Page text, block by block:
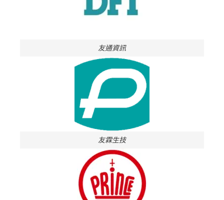
友通資訊
友霖生技